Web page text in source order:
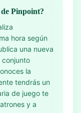
Pinpoint?
hora según
una nueva
conjunto
la
tendrás un
de juego te
y a